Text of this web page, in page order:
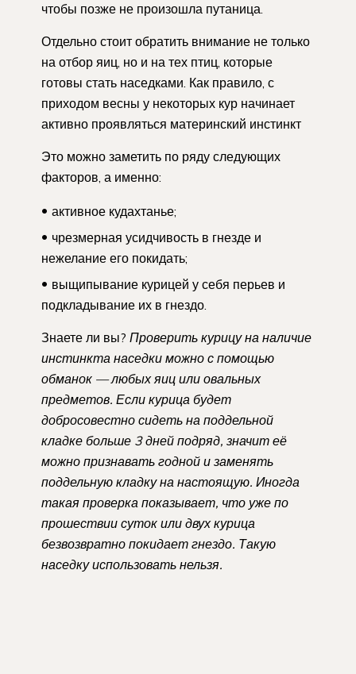
чтобы позже не произошла путаница.
Отдельно стоит обратить внимание не только
на отбор яиц, но и на тех птиц, которые
готовы стать наседками. Как правило, с
приходом весны у некоторых кур начинает
активно проявляться материнский инстинкт
Это можно заметить по ряду следующих
факторов, а именно:
активное кудахтанье;
чрезмерная усидчивость в гнезде и
нежелание его покидать;
выщипывание курицей у себя перьев и
подкладывание их в гнездо.
Знаете ли вы? Проверить курицу на наличие
инстинкта наседки можно с помощью
обманок — любых яиц или овальных
предметов. Если курица будет
добросовестно сидеть на поддельной
кладке больше 3 дней подряд, значит её
можно признавать годной и заменять
поддельную кладку на настоящую. Иногда
такая проверка показывает, что уже по
прошествии суток или двух курица
безвозвратно покидает гнездо. Такую
наседку использовать нельзя.